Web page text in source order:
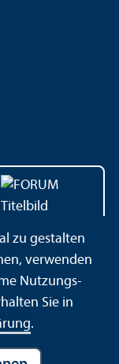
Sitemap
zu gestalten
verwenden
Nutzungs­
Sie in
.